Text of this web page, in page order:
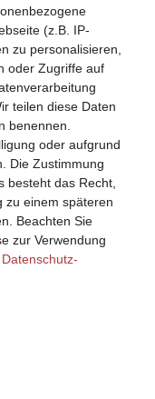
(z.B. IP-
zu personalisieren,
oder Zugriffe auf
teilen diese Daten
benennen.
oder aufgrund
Die Zustimmung
besteht das Recht,
zu einem späteren
Beachten Sie
zur Verwendung
Daten­schutz­